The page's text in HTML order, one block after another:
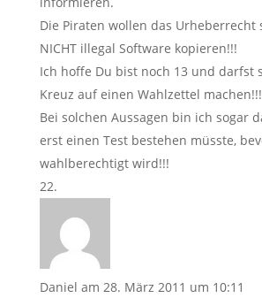
Die Piraten wollen das Urheberrecht
NICHT illegal Software kopieren!!!
Ich hoffe Du bist noch 13 und darfst
Kreuz auf einen Wahlzettel machen!!!
Bei solchen Aussagen bin ich sogar
erst einen Test bestehen müsste,
wahlberechtigt wird!!!
Daniel am 28. März 2011 um 10:11